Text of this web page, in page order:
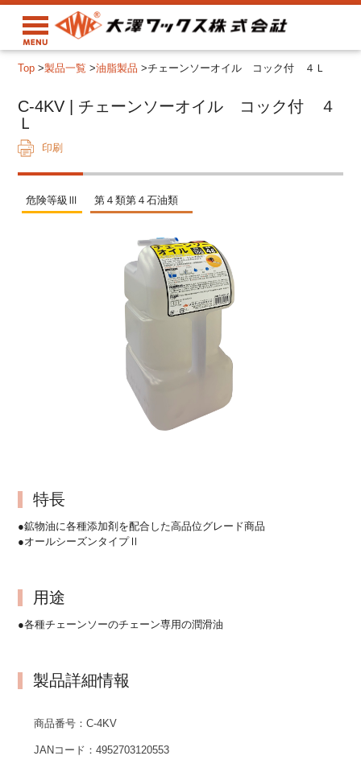
Top >製品一覧 >油脂製品 >チェーンソーオイル コック付 ４Ｌ
C-4KV | チェーンソーオイル コック付 ４
Ｌ
印刷
危険等級Ⅲ 第４類第４石油類
特長
●鉱物油に各種添加剤を配合した高品位グレード商品
●オールシーズンタイプⅡ
用途
●各種チェーンソーのチェーン専用の潤滑油
製品詳細情報
商品番号：C-4KV
JANコード：4952703120553